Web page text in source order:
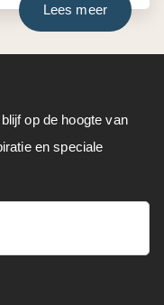
Lees meer
op de hoogte van
en speciale